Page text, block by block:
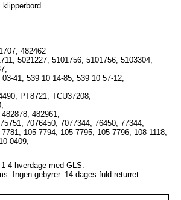
482462
5021227, 5101756, 5101756, 5103304,
41, 539 10 14-85, 539 10 57-12,
PT8721, TCU37208,
482961,
7076450, 7077344, 76450, 77344,
105-7794, 105-7795, 105-7796, 108-1118,
0409,
4 hverdage med GLS.
Ingen gebyrer. 14 dages fuld returret.